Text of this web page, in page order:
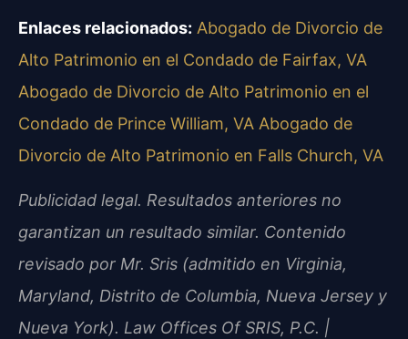
Enlaces relacionados: Abogado de Divorcio de
Alto Patrimonio en el Condado de Fairfax, VA
Abogado de Divorcio de Alto Patrimonio en el
Condado de Prince William, VA Abogado de
Divorcio de Alto Patrimonio en Falls Church, VA
Publicidad legal. Resultados anteriores no
garantizan un resultado similar. Contenido
revisado por Mr. Sris (admitido en Virginia,
Maryland, Distrito de Columbia, Nueva Jersey y
Nueva York). Law Offices Of SRIS, P.C. |